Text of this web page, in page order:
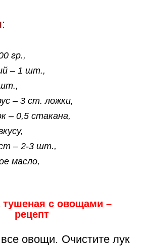
гр.,
– 1 шт.,
– 3 ст. ложки,
– 0,5 стакана,
– 2-3 шт.,
масло,
тушеная с овощами –
рецепт
овощи. Очистите лук